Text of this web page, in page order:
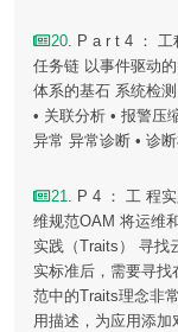
20. P a r t 4 ：
任务链 以事件驱动
体系的基石 系统检
• 关联分析 • 报警压
异常 异常诊断 • 诊
21. P 4 ： 工 程
维规范OAM 将运维
实践（Traits） 寻找
实标准后，需要寻
范中的Traits理念非
用描述，为应用添